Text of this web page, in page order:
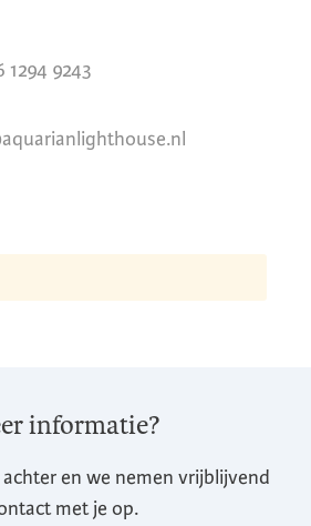
1294 9243
informatie?
en we nemen vrijblijvend
met je op.